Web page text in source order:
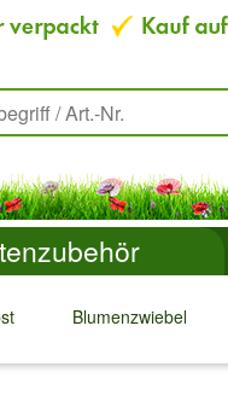
Blumenzwiebeln
↓
↓